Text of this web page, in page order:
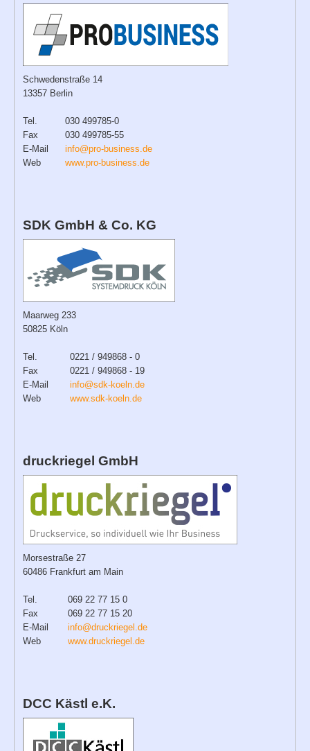
Schwedenstraße 14
13357 Berlin
Tel.
030 499785-0
Fax
030 499785-55
E-Mail
info@pro-business.de
Web
www.pro-business.de
SDK GmbH & Co. KG
Maarweg 233
50825 Köln
Tel.
0221 / 949868 - 0
Fax
0221 / 949868 - 19
E-Mail
info@sdk-koeln.de
Web
www.sdk-koeln.de
druckriegel GmbH
Morsestraße 27
60486 Frankfurt am Main
Tel.
069 22 77 15 0
Fax
069 22 77 15 20
E-Mail
info@druckriegel.de
Web
www.druckriegel.de
DCC Kästl e.K.